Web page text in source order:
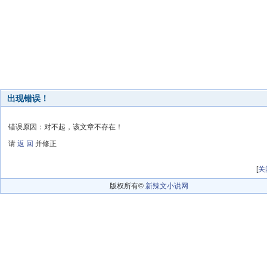
出现错误！
错误原因：对不起，该文章不存在！
请 返 回 并修正
[关
版权所有© 新辣文小说网